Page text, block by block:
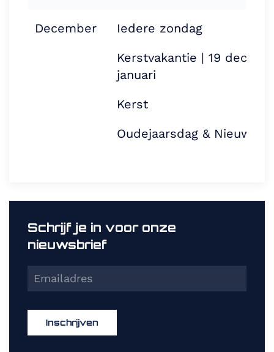
December
Iedere zondag
Kerstvakantie | 19
januari
Kerst
Oudejaarsdag &
Schrijf je in voor onze
nieuwsbrief
Inschrijven